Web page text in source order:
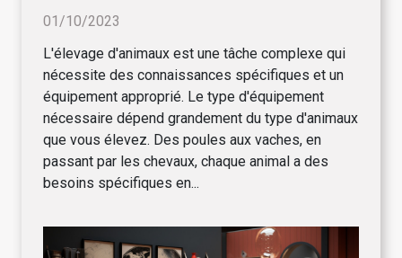
01/10/2023
L'élevage d'animaux est une tâche complexe qui
nécessite des connaissances spécifiques et un
équipement approprié. Le type d'équipement
nécessaire dépend grandement du type d'animaux
que vous élevez. Des poules aux vaches, en
passant par les chevaux, chaque animal a des
besoins spécifiques en...